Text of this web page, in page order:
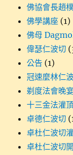
佛協會長趙
佛學講座 (1)
佛母
偉瑟仁波切
公告 (1)
冠速麼林仁
剃度法會晚宴
十三金法灌
卓德仁波切
卓杜仁波切
卓杜仁波切